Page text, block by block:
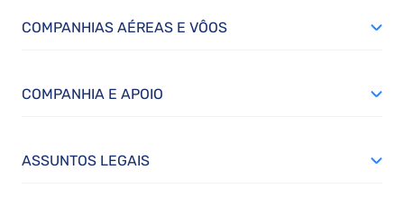
COMPANHIAS AÉREAS E VÔOS
COMPANHIA E APOIO
ASSUNTOS LEGAIS